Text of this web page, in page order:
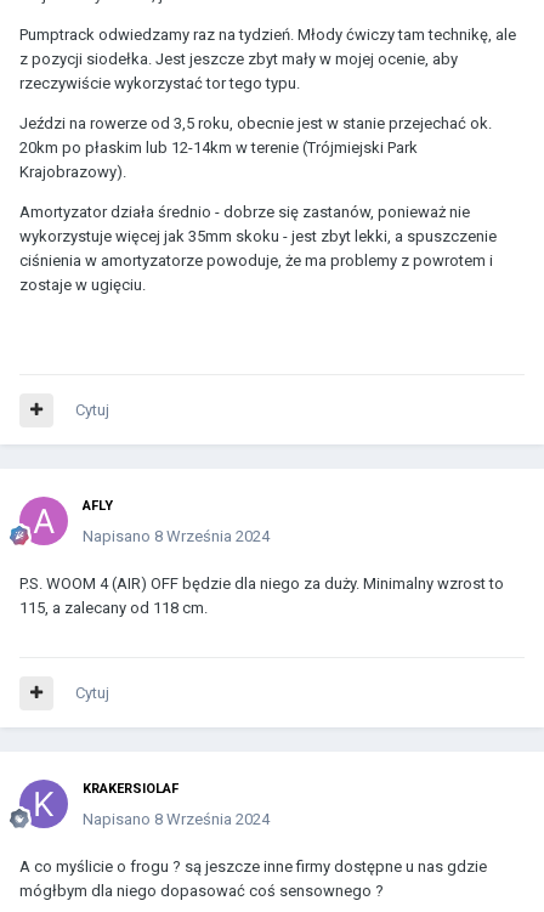
Pumptrack odwiedzamy raz na tydzień. Młody ćwiczy tam technikę, ale
z pozycji siodełka. Jest jeszcze zbyt mały w mojej ocenie, aby
rzeczywiście wykorzystać tor tego typu.
Jeździ na rowerze od 3,5 roku, obecnie jest w stanie przejechać ok.
20km po płaskim lub 12-14km w terenie (Trójmiejski Park
Krajobrazowy).
Amortyzator działa średnio - dobrze się zastanów, ponieważ nie
wykorzystuje więcej jak 35mm skoku - jest zbyt lekki, a spuszczenie
ciśnienia w amortyzatorze powoduje, że ma problemy z powrotem i
zostaje w ugięciu.
Cytuj
AFLY
Napisano 8 Września 2024
P.S. WOOM 4 (AIR) OFF będzie dla niego za duży. Minimalny wzrost to
115, a zalecany od 118 cm.
Cytuj
KRAKERSIOLAF
Napisano 8 Września 2024
A co myślicie o frogu ? są jeszcze inne firmy dostępne u nas gdzie
mógłbym dla niego dopasować coś sensownego ?